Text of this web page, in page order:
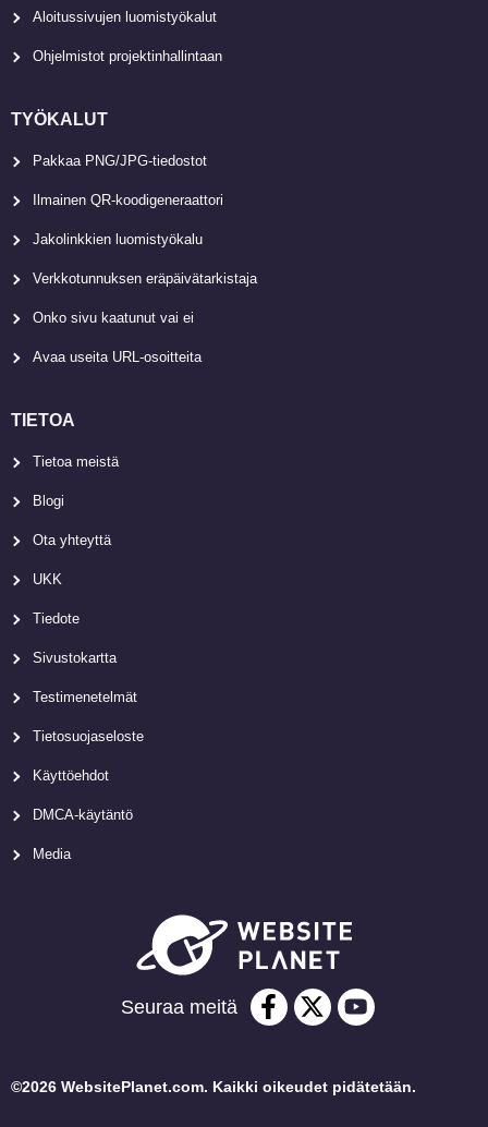
Aloitussivujen luomistyökalut
Ohjelmistot projektinhallintaan
TYÖKALUT
Pakkaa PNG/JPG-tiedostot
Ilmainen QR-koodigeneraattori
Jakolinkkien luomistyökalu
Verkkotunnuksen eräpäivätarkistaja
Onko sivu kaatunut vai ei
Avaa useita URL-osoitteita
TIETOA
Tietoa meistä
Blogi
Ota yhteyttä
UKK
Tiedote
Sivustokartta
Testimenetelmät
Tietosuojaseloste
Käyttöehdot
DMCA-käytäntö
Media
Seuraa meitä
©2026 WebsitePlanet.com. Kaikki oikeudet pidätetään.